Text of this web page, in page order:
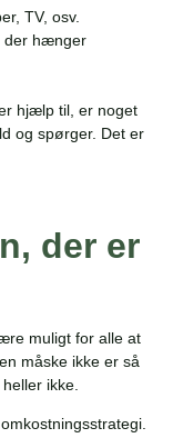
TV, osv.
der hænger
hjælp til, er noget
og spørger. Det er
der er
muligt for alle at
måske ikke er så
ikke.